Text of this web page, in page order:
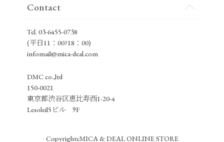
Contact
Tel. 03-6455-0738
(平日11：00?18：00)
infomail@mica-deal.com
DMC co.,ltd
150-0021
東京都渋谷区恵比寿西1-20-4
Lesoleil5ビル 9F
CopyrightcMICA & DEAL ONLINE STORE